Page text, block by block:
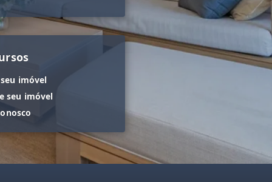
imóvel
seu imóvel